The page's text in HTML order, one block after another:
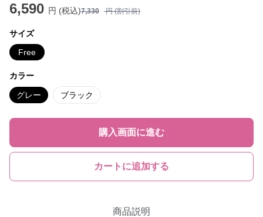
6,590 円 (税込)7,330 円 (割引前)
サイズ
Free
カラー
グレー ブラック
購入画面に進む
カートに追加する
商品説明